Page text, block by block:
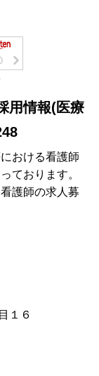
用情報(医療
おける看護師
ております。
護師の求人募
１６